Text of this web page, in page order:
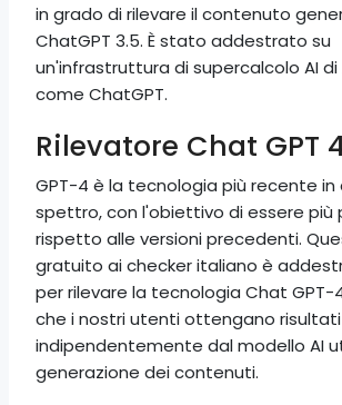
in grado di rilevare il contenuto
ChatGPT 3.5. È stato addestrato su
un'infrastruttura di supercalcolo AI di
come ChatGPT.
Rilevatore Chat GPT
GPT-4 è la tecnologia più recente in
spettro, con l'obiettivo di essere più
rispetto alle versioni precedenti.
gratuito ai checker italiano è
per rilevare la tecnologia Chat GPT-
che i nostri utenti ottengano
indipendentemente dal modello AI
generazione dei contenuti.